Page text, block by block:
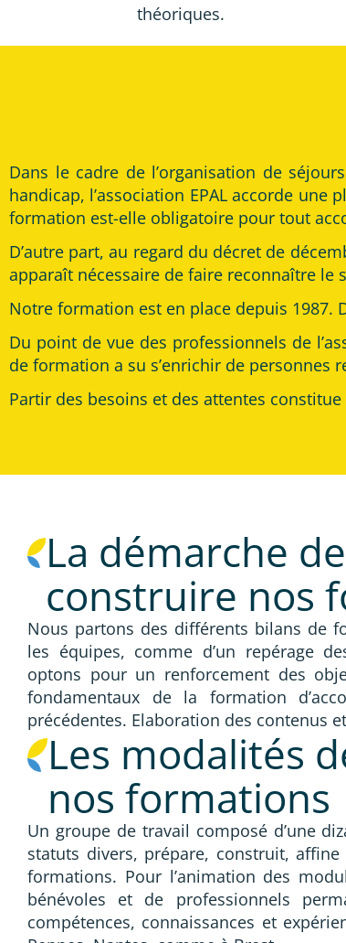
théoriques.
Dans le cadre de l’organisation de
handicap, l’association EPAL accorde
formation est-elle obligatoire pour tout
D’autre part, au regard du décret de
apparaît nécessaire de faire reconnaître le
Notre formation est en place depuis 1987.
Du point de vue des professionnels de
de formation a su s’enrichir de personnes
Partir des besoins et des attentes
La démarche
construire nos
Nous partons des différents bilans de
les équipes, comme d’un repérage
optons pour un renforcement des
fondamentaux de la formation
précédentes. Elaboration des contenus
Les modalités
nos formations
Un groupe de travail composé d’une
statuts divers, prépare, construit,
formations. Pour l’animation des
bénévoles et de professionnels
compétences, connaissances et